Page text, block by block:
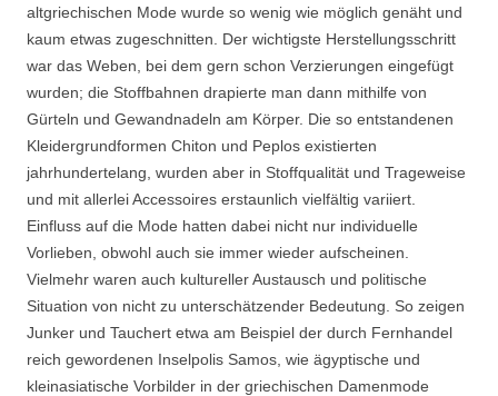
altgriechischen Mode wurde so wenig wie möglich genäht und
kaum etwas zugeschnitten. Der wichtigste Herstellungsschritt
war das Weben, bei dem gern schon Verzierungen eingefügt
wurden; die Stoffbahnen drapierte man dann mithilfe von
Gürteln und Gewandnadeln am Körper. Die so entstandenen
Kleidergrundformen Chiton und Peplos existierten
jahrhundertelang, wurden aber in Stoffqualität und Trageweise
und mit allerlei Accessoires erstaunlich vielfältig variiert.
Einfluss auf die Mode hatten dabei nicht nur individuelle
Vorlieben, obwohl auch sie immer wieder aufscheinen.
Vielmehr waren auch kultureller Austausch und politische
Situation von nicht zu unterschätzender Bedeutung. So zeigen
Junker und Tauchert etwa am Beispiel der durch Fernhandel
reich gewordenen Inselpolis Samos, wie ägyptische und
kleinasiatische Vorbilder in der griechischen Damenmode